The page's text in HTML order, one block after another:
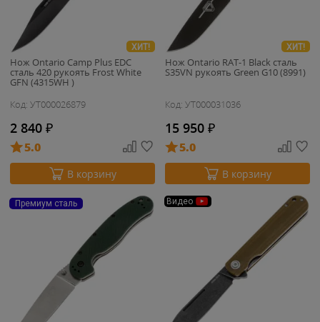
ХИТ!
Нож Ontario Camp Plus EDC
сталь 420 рукоять Frost White
GFN (4315WH )
Код: УТ000026879
2 840 ₽
5.0
В корзину
ХИТ!
Нож Ontario RAT-1 Black сталь
S35VN рукоять Green G10 (8991)
Код: УТ000031036
15 950 ₽
5.0
В корзину
Премиум сталь Видео